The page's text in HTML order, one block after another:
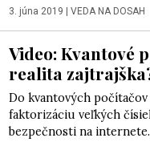
3. júna 2019 VEDA NA DOSAH
Video: Kvantové
realita
Do kvantových počítačov
faktorizáciu veľkých
bezpečnosti na